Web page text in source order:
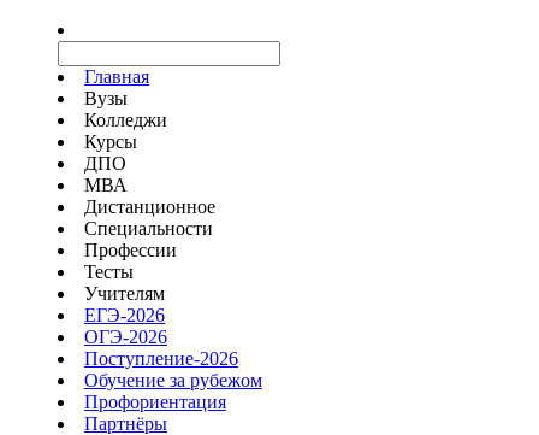
Главная
Вузы
Колледжи
Курсы
ДПО
МВА
Дистанционное
Специальности
Профессии
Тесты
Учителям
ЕГЭ-2026
ОГЭ-2026
Поступление-2026
Обучение за рубежом
Профориентация
Партнёры